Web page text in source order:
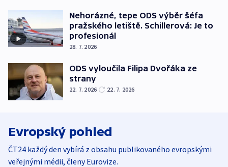
Nehorázné, tepe ODS výběr šéfa
pražského letiště. Schillerová: Je to
profesionál
28. 7. 2026
ODS vyloučila Filipa Dvořáka ze
strany
22. 7. 2026 22. 7. 2026
Evropský pohled
ČT24 každý den vybírá z obsahu publikovaného evropskými
veřejnými médii, členy Eurovize.